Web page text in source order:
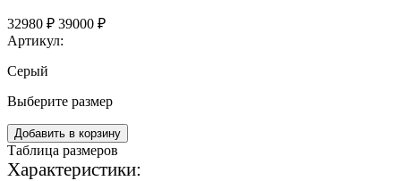
32980 ₽ 39000 ₽
Артикул:
Серый
Выберите размер
Добавить в корзину
Таблица размеров
Характеристики: